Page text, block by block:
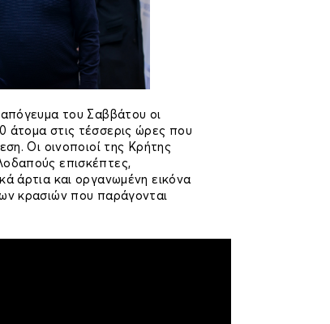
απόγευμα του Σαββάτου οι
άτομα στις τέσσερις ώρες που
Οι οινοποιοί της Κρήτης
επισκέπτες,
άρτια και οργανωμένη εικόνα
κρασιών που παράγονται